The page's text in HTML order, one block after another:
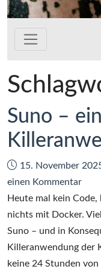
Suno –
Datum:
15. November
einen Kommentarzu
–
eine
der
Heute mal kein
nichts mit Docker.
Suno – und in
Killeranwendung der
keine 24 Stunden